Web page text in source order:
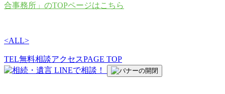
合事務所」のTOPページはこちら
<ALL>
TEL無料相談アクセスPAGE TOP